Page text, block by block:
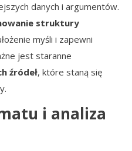
danych i argumentów.
struktury
myśli i zapewni
jest staranne
źródeł, które staną się
i analiza